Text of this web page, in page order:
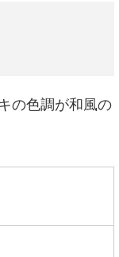
の色調が和風の